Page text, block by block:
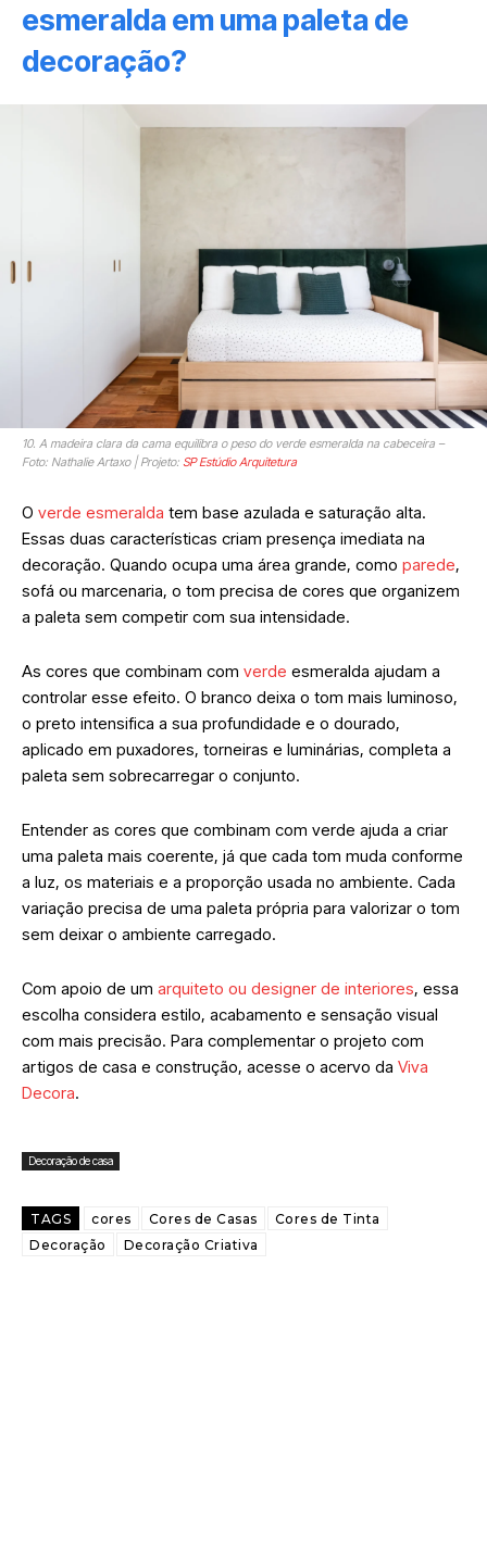
esmeralda em uma paleta de
decoração?
10. A madeira clara da cama equilibra o peso do verde esmeralda na cabeceira –
Foto: Nathalie Artaxo | Projeto: SP Estúdio Arquitetura
O verde esmeralda tem base azulada e saturação alta.
Essas duas características criam presença imediata na
decoração. Quando ocupa uma área grande, como parede,
sofá ou marcenaria, o tom precisa de cores que organizem
a paleta sem competir com sua intensidade.
As cores que combinam com verde esmeralda ajudam a
controlar esse efeito. O branco deixa o tom mais luminoso,
o preto intensifica a sua profundidade e o dourado,
aplicado em puxadores, torneiras e luminárias, completa a
paleta sem sobrecarregar o conjunto.
Entender as cores que combinam com verde ajuda a criar
uma paleta mais coerente, já que cada tom muda conforme
a luz, os materiais e a proporção usada no ambiente. Cada
variação precisa de uma paleta própria para valorizar o tom
sem deixar o ambiente carregado.
Com apoio de um arquiteto ou designer de interiores, essa
escolha considera estilo, acabamento e sensação visual
com mais precisão. Para complementar o projeto com
artigos de casa e construção, acesse o acervo da Viva
Decora.
Decoração de casa
TAGS cores Cores de Casas
Cores de Tinta
Decoração
Decoração Criativa